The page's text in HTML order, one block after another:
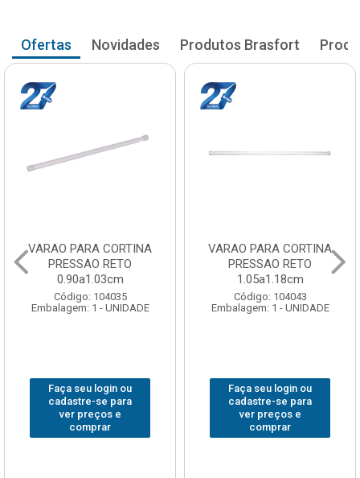
Ofertas Novidades Produtos Brasfort
VARAO PARA CORTINA
PRESSAO RETO
0.90a1.03cm
Código: 104035
Embalagem: 1 - UNIDADE
Faça seu login ou
cadastre-se para
ver preços e
comprar
VARAO PARA CORTINA
PRESSAO RETO
1.05a1.18cm
Código: 104043
Embalagem: 1 - UNIDADE
Faça seu login ou
cadastre-se para
ver preços e
comprar